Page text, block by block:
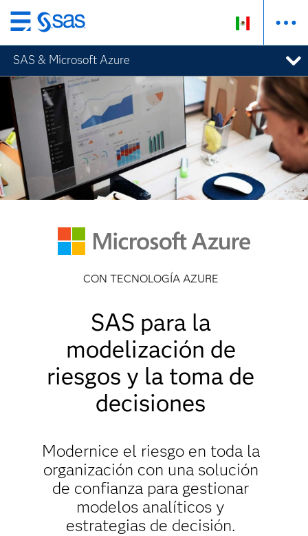
Ir
al
contenido
principal
SAS & Microsoft Azure
CON TECNOLOGÍA AZURE
SAS para la
modelización de
riesgos y la toma de
decisiones
Modernice el riesgo en toda la
organización con una solución
de confianza para gestionar
modelos analíticos y
estrategias de decisión.